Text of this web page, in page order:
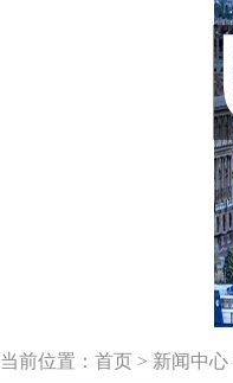
当前位置： 首页 > 新闻中心